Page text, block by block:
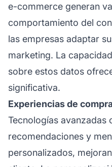
e-commerce generan
comportamiento del
las empresas adaptar
marketing. La
sobre estos datos
significativa.
Experiencias de
Tecnologías avanzadas
recomendaciones y
personalizados,